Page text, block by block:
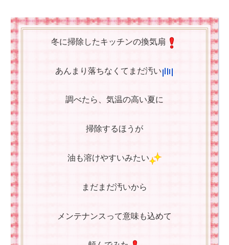
冬に掃除したキッチンの換気扇
あんまり落ちなくてまだ汚い
調べたら、気温の高い夏に
掃除するほうが
油も溶けやすいみたい
まだまだ汚いから
メンテナンスって意味も込めて